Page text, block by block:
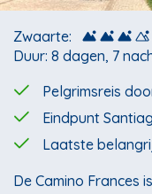
Zwaarte:
Duur: 8 dagen, 7
Pelgrimsreis
Eindpunt
Laatste
De Camino Frances